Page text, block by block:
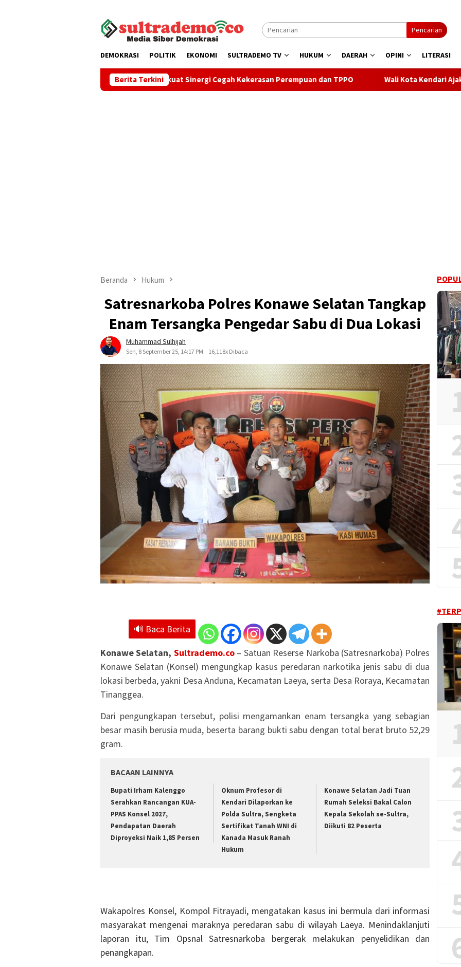
Pencarian
DEMOKRASI POLITIK EKONOMI SULTRADEMO TV HUKUM DAERAH OPINI LITERASI
Berita Terkini
Pemkot Kendari Perkuat Sinergi Cegah Kekerasan Perempuan dan TPPO Wali Kota Kendari Ajak Warga
Beranda Hukum
Satresnarkoba Polres Konawe Selatan Tangkap
Enam Tersangka Pengedar Sabu di Dua Lokasi
Muhammad Sulhijah
Sen, 8 September 25, 14:17 PM 16,118x Dibaca
🔊 Baca Berita
Konawe Selatan, Sultrademo.co– Satuan Reserse Narkoba (Satresnarkoba) Polres
Konawe Selatan (Konsel) mengungkap kasus peredaran narkotika jenis sabu di dua
lokasi berbeda, yakni Desa Anduna, Kecamatan Laeya, serta Desa Roraya, Kecamatan
Tinanggea.
Dari pengungkapan tersebut, polisi mengamankan enam tersangka yang sebagian
besar masih berusia muda, beserta barang bukti sabu dengan total berat bruto 52,29
gram.
BACAAN LAINNYA
Bupati Irham Kalenggo
Serahkan Rancangan KUA-
PPAS Konsel 2027,
Pendapatan Daerah
Diproyeksi Naik 1,85 Persen
Oknum Profesor di
Kendari Dilaporkan ke
Polda Sultra, Sengketa
Sertifikat Tanah WNI di
Kanada Masuk Ranah
Hukum
Konawe Selatan Jadi Tuan
Rumah Seleksi Bakal Calon
Kepala Sekolah se-Sultra,
Diikuti 82 Peserta
Wakapolres Konsel, Kompol Fitrayadi, mengatakan kasus ini bermula dari informasi
masyarakat mengenai maraknya peredaran sabu di wilayah Laeya. Menindaklanjuti
laporan itu, Tim Opsnal Satresnarkoba bergerak melakukan penyelidikan dan
penangkapan.